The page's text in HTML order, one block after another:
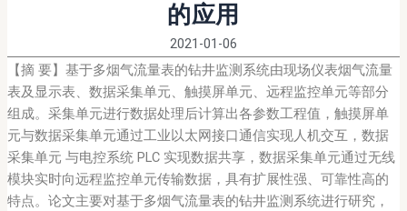
的应用
2021-01-06
【摘 要】基于多烟气流量表的钻井监测系统由现场仪表烟气流量
表及显示表、数据采集单元、触摸屏单元、远程监控单元等部分
组成。采集单元进行数据处理后计算出各参数工程值，触摸屏单
元与数据采集单元通过工业以太网接口通信实现人机交互，数据
采集单元 与电控系统 PLC 实现数据共享，数据采集单元通过无线
模块实时向远程监控单元传输数据，具有扩展性强、可靠性高的
特点。论文主要对基于多烟气流量表的钻井监测系统进行研究，